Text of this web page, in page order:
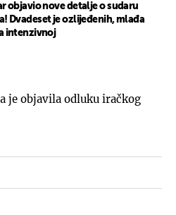
objavio nove detalje o sudaru
Dvadeset je ozlijeđenih, mlađa
intenzivnoj
je objavila odluku iračkog